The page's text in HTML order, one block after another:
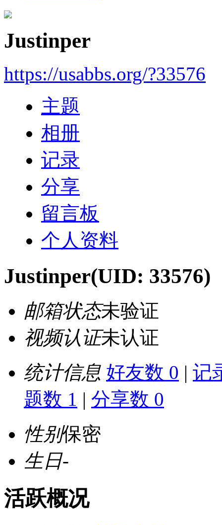
Justinper
https://usabbs.org/?33576
主题
相册
记录
分享
留言板
个人资料
Justinper(UID: 33576)
邮箱状态未验证
视频认证未认证
统计信息 好友数 0 | 记
题数 1 | 分享数 0
性别保密
生日-
活跃概况